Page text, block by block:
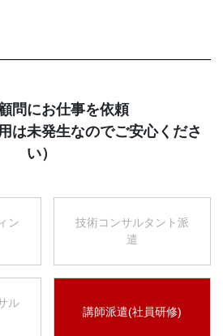
問にお仕事を依頼
は未発生なのでご安心くださ
い）
ン
技術コンサルタント派
遣
ル
講師派遣(社員研修)